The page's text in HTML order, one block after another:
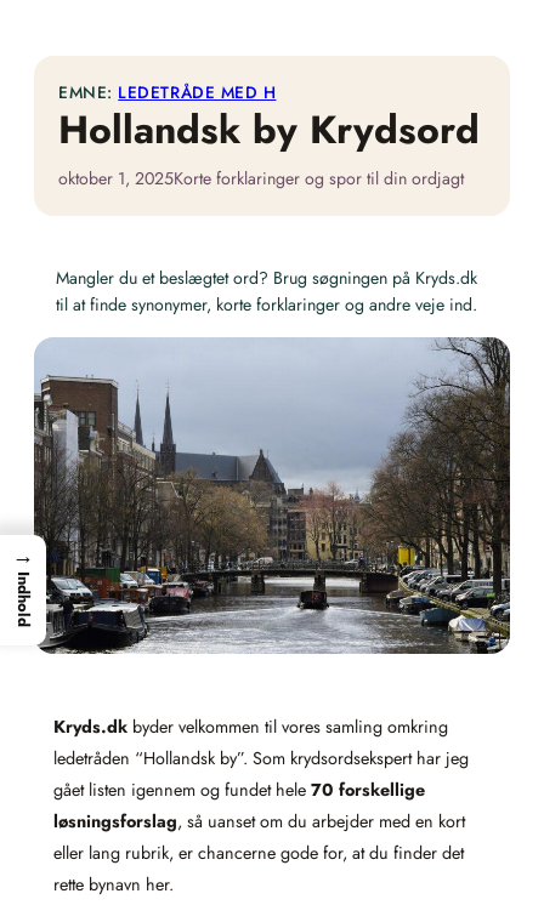
EMNE: LEDETRÅDE MED H
Hollandsk by Krydsord
oktober 1, 2025Korte forklaringer og spor til din ordjagt
Mangler du et beslægtet ord? Brug søgningen på Kryds.dk
til at finde synonymer, korte forklaringer og andre veje ind.
Kryds.dk byder velkommen til vores samling omkring
ledetråden “Hollandsk by”. Som krydsordsekspert har jeg
gået listen igennem og fundet hele 70 forskellige
løsningsforslag, så uanset om du arbejder med en kort
eller lang rubrik, er chancerne gode for, at du finder det
rette bynavn her.
→
Indhold